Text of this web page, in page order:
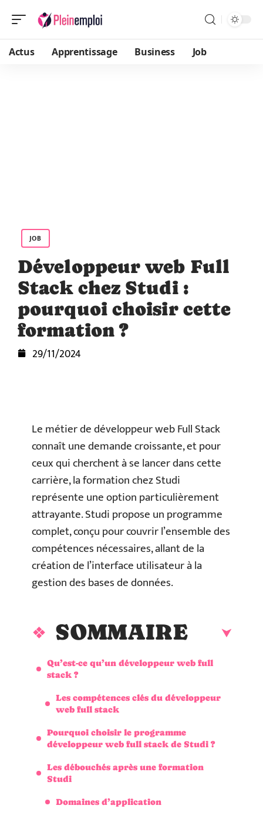
Actus Apprentissage Business Job
JOB
Développeur web Full
Stack chez Studi :
pourquoi choisir cette
formation ?
29/11/2024
Le métier de développeur web Full Stack
connaît une demande croissante, et pour
ceux qui cherchent à se lancer dans cette
carrière, la formation chez Studi
représente une option particulièrement
attrayante. Studi propose un programme
complet, conçu pour couvrir l’ensemble des
compétences nécessaires, allant de la
création de l’interface utilisateur à la
gestion des bases de données.
SOMMAIRE
Qu’est-ce qu’un développeur web full
stack ?
Les compétences clés du développeur
web full stack
Pourquoi choisir le programme
développeur web full stack de Studi ?
Les débouchés après une formation
Studi
Domaines d’application